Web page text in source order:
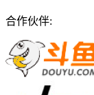
合作伙伴: